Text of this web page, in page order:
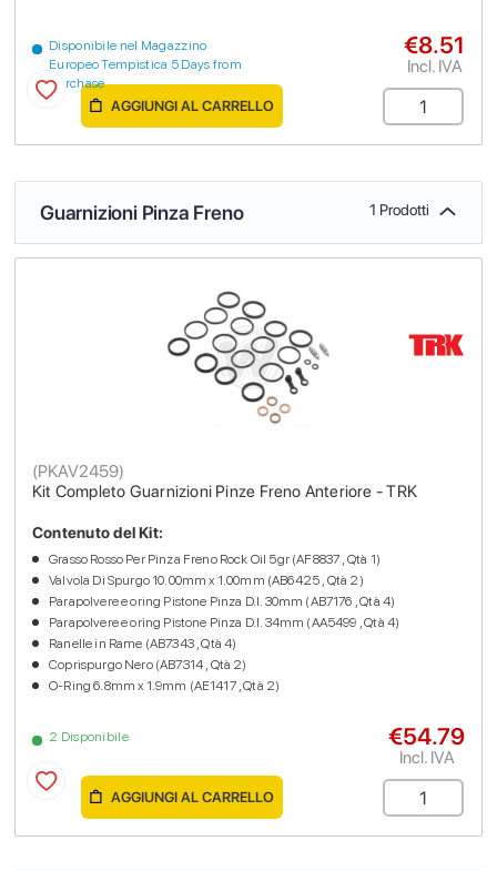
Disponibile nel Magazzino
Europeo Tempistica 5 Days from
purchase
€8.51
Incl. IVA
AGGIUNGI AL CARRELLO
Guarnizioni Pinza Freno 1 Prodotti
Kit Completo Guarnizioni Pinze Freno Anteriore - TRK
(PKAV2459)
2 Disponibile
Contenuto del Kit:
Grasso Rosso Per Pinza Freno Rock Oil 5gr (AF8837 , Qtà 1)
Valvola Di Spurgo 10.00mm x 1.00mm (AB6425 , Qtà 2)
Parapolvere e oring Pistone Pinza D.I. 30mm (AB7176 , Qtà 4)
Parapolvere e oring Pistone Pinza D.I. 34mm (AA5499 , Qtà 4)
Ranelle in Rame (AB7343 , Qtà 4)
Coprispurgo Nero (AB7314 , Qtà 2)
O-Ring 6.8mm x 1.9mm (AE1417 , Qtà 2)
€54.79
Incl. IVA
AGGIUNGI AL CARRELLO